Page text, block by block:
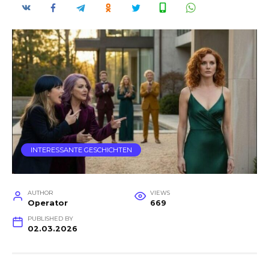
INTERESSANTE GESCHICHTEN
AUTHOR
Operator
VIEWS
669
PUBLISHED BY
02.03.2026